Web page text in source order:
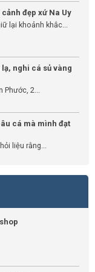
đẹp xứ Na Uy
lại khoảnh khắc...
nghi cá sủ vàng
Phước, 2...
cá mà mình đạt
liệu rằng...